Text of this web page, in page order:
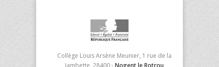
Collège Louis Arsène Meunier, 1 rue de la
Jambette, 28400 -Nogent le Rotrou